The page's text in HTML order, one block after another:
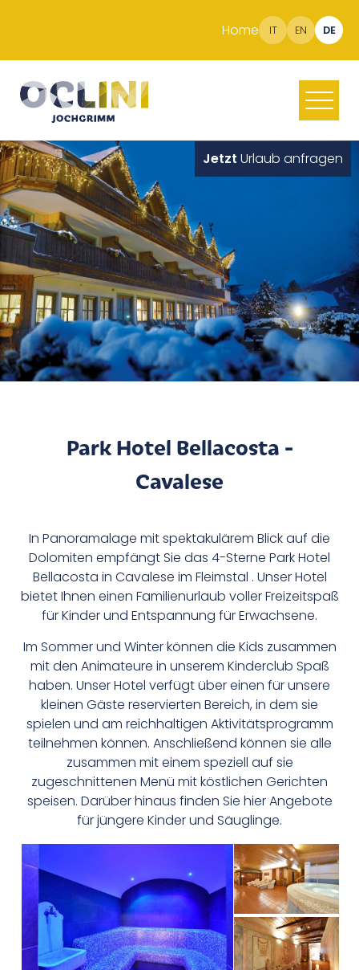
Home IT EN DE
Jetzt Urlaub anfragen
Park Hotel Bellacosta -
Cavalese
In Panoramalage mit spektakulärem Blick auf die
Dolomiten empfängt Sie das 4-Sterne Park Hotel
Bellacosta in Cavalese im Fleimstal . Unser Hotel
bietet Ihnen einen Familienurlaub voller Freizeitspaß
für Kinder und Entspannung für Erwachsene.
Im Sommer und Winter können die Kids zusammen
mit den Animateure in unserem Kinderclub Spaß
haben. Unser Hotel verfügt über einen für unsere
kleinen Gäste reservierten Bereich, in dem sie
spielen und am reichhaltigen Aktivitätsprogramm
teilnehmen können. Anschließend können sie alle
zusammen mit einem speziell auf sie
zugeschnittenen Menü mit köstlichen Gerichten
speisen. Darüber hinaus finden Sie hier Angebote
für jüngere Kinder und Säuglinge.